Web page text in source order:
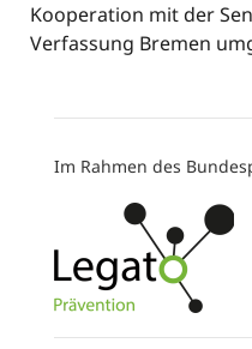
Kooperation mit der
Verfassung Bremen
Im Rahmen des